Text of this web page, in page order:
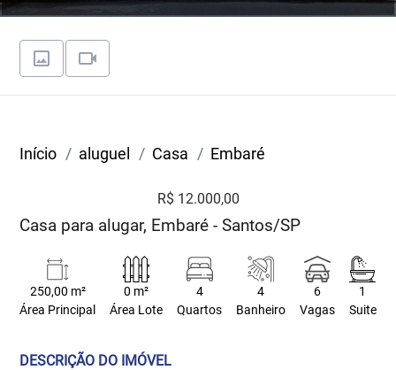
Início aluguel Casa Embaré
R$ 12.000,00
Casa para alugar, Embaré - Santos/SP
250,00 m²
Área Principal
0 m²
Área Lote
4
Quartos
4
Banheiro
6
Vagas
1
Suite
DESCRIÇÃO DO IMÓVEL